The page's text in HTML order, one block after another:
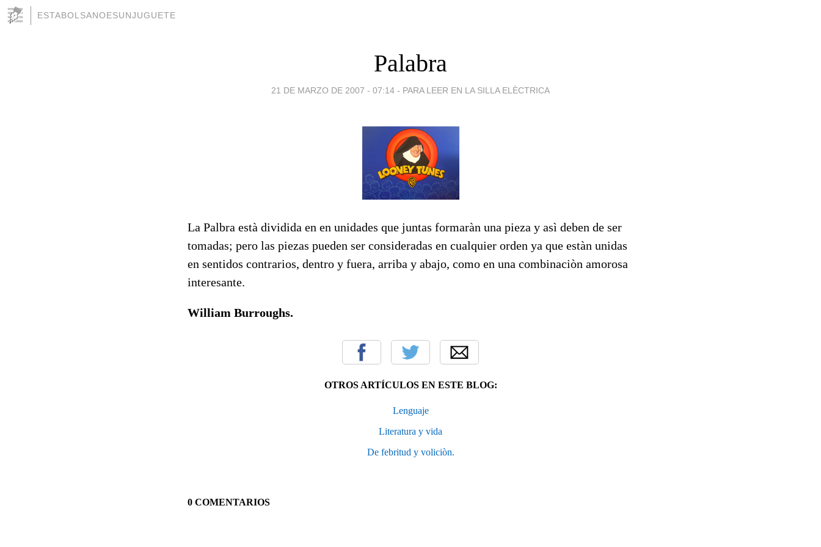
ESTABOLSANOESUNJUGUETE
Palabra
21 DE MARZO DE 2007 - 07:14 - PARA LEER EN LA SILLA ELÈCTRICA
La Palbra està dividida en en unidades que juntas formaràn una pieza y asì deben de ser
tomadas; pero las piezas pueden ser consideradas en cualquier orden ya que estàn unidas
en sentidos contrarios, dentro y fuera, arriba y abajo, como en una combinaciòn amorosa
interesante.
William Burroughs.
OTROS ARTÍCULOS EN ESTE BLOG:
Lenguaje
Literatura y vida
De febritud y voliciòn.
0 COMENTARIOS